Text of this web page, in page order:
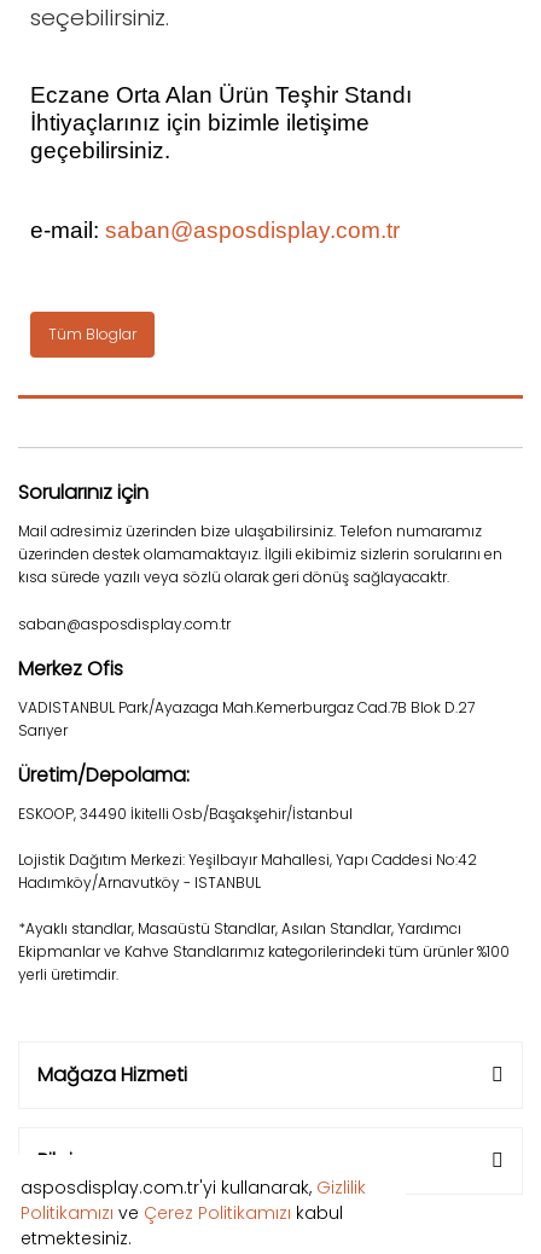
asposdisplay.com.tr'yi kullanarak, Gizlilik
Politikamızı ve Çerez Politikamızı kabul
etmektesiniz.
seçebilirsiniz.
Eczane Orta Alan Ürün Teşhir Standı
İhtiyaçlarınız için bizimle iletişime
geçebilirsiniz.
e-mail: saban@asposdisplay.com.tr
Tüm Bloglar
Sorularınız için
Mail adresimiz üzerinden bize ulaşabilirsiniz. Telefon numaramız
üzerinden destek olamamaktayız. İlgili ekibimiz sizlerin sorularını en
kısa sürede yazılı veya sözlü olarak geri dönüş sağlayacaktr.
saban@asposdisplay.com.tr
Merkez Ofis
VADISTANBUL Park/Ayazaga Mah.Kemerburgaz Cad.7B Blok D.27
Sarıyer
Üretim/Depolama:
ESKOOP, 34490 İkitelli Osb/Başakşehir/İstanbul
Lojistik Dağıtım Merkezi: Yeşilbayır Mahallesi, Yapı Caddesi No:42
Hadımköy/Arnavutköy - ISTANBUL
*Ayaklı standlar, Masaüstü Standlar, Asılan Standlar, Yardımcı
Ekipmanlar ve Kahve Standlarımız kategorilerindeki tüm ürünler %100
yerli üretimdir.
Mağaza Hizmeti
Bilgi